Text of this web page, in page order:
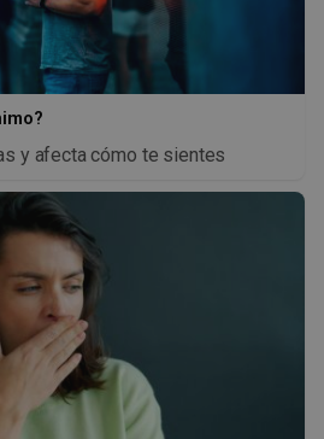
y afecta cómo te sientes